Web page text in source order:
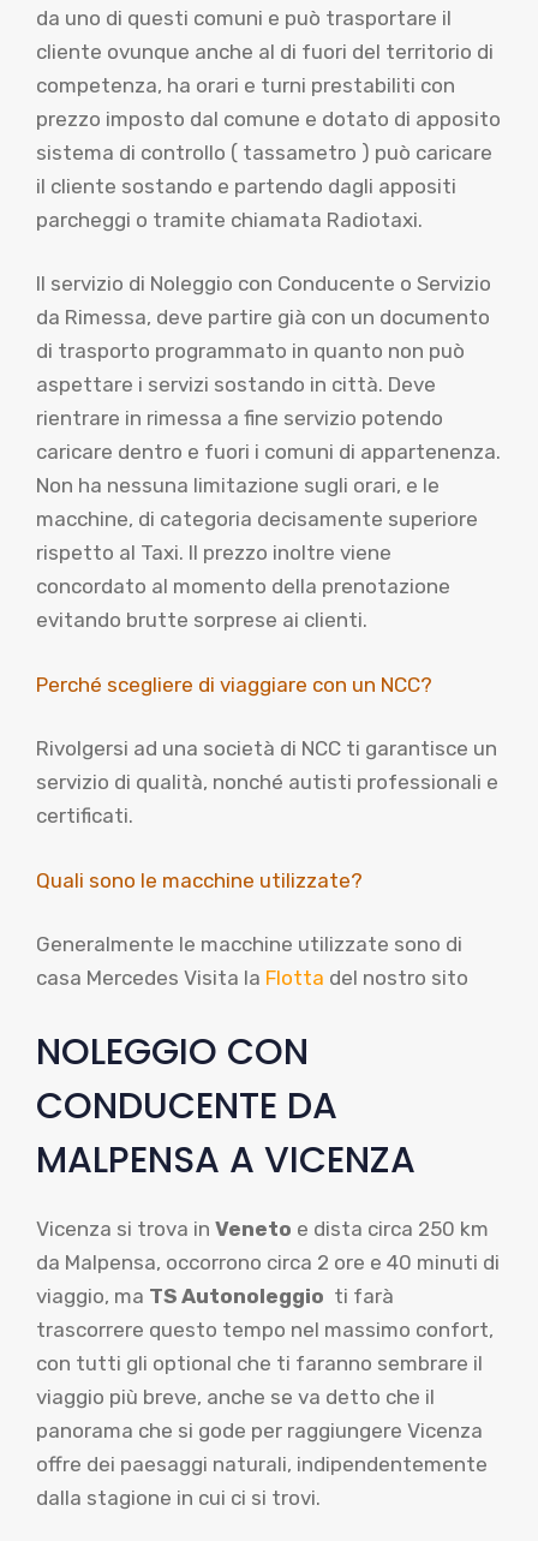
da uno di questi comuni e può trasportare il
cliente ovunque anche al di fuori del territorio di
competenza, ha orari e turni prestabiliti con
prezzo imposto dal comune e dotato di apposito
sistema di controllo ( tassametro ) può caricare
il cliente sostando e partendo dagli appositi
parcheggi o tramite chiamata Radiotaxi.
Il servizio di Noleggio con Conducente o Servizio
da Rimessa, deve partire già con un documento
di trasporto programmato in quanto non può
aspettare i servizi sostando in città. Deve
rientrare in rimessa a fine servizio potendo
caricare dentro e fuori i comuni di appartenenza.
Non ha nessuna limitazione sugli orari, e le
macchine, di categoria decisamente superiore
rispetto al Taxi. Il prezzo inoltre viene
concordato al momento della prenotazione
evitando brutte sorprese ai clienti.
Perché scegliere di viaggiare con un NCC?
Rivolgersi ad una società di NCC ti garantisce un
servizio di qualità, nonché autisti professionali e
certificati.
Quali sono le macchine utilizzate?
Generalmente le macchine utilizzate sono di
casa Mercedes Visita la Flotta del nostro sito
NOLEGGIO CON
CONDUCENTE DA
MALPENSA A VICENZA
Vicenza si trova in Veneto e dista circa 250 km
da Malpensa, occorrono circa 2 ore e 40 minuti di
viaggio, ma TS Autonoleggio ti farà
trascorrere questo tempo nel massimo confort,
con tutti gli optional che ti faranno sembrare il
viaggio più breve, anche se va detto che il
panorama che si gode per raggiungere Vicenza
offre dei paesaggi naturali, indipendentemente
dalla stagione in cui ci si trovi.